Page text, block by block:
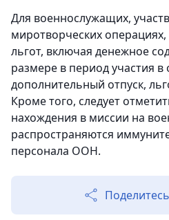
Для военнослужащих,
миротворческих
льгот, включая денежное
размере в период участия
дополнительный отпуск,
Кроме того, следует
нахождения в миссии на
распространяются
персонала ООН.